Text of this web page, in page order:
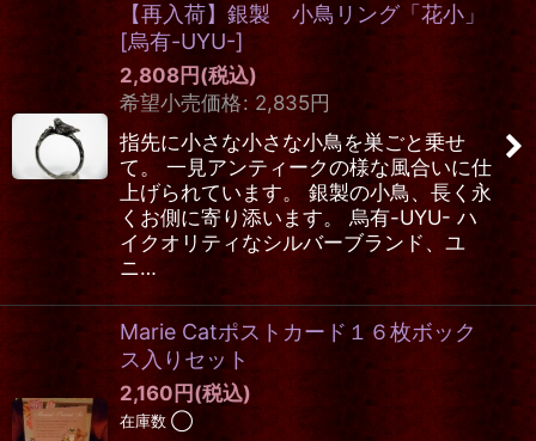
【再入荷】銀製 小鳥リング「花小」
[烏有-UYU-]
2,808円 (税込)
希望小売価格: 2,835 円
指先に小さな小さな小鳥を巣ごと乗せ
て。 一見アンティークの様な風合いに仕
上げられています。 銀製の小鳥、長く永
くお側に寄り添います。 烏有-UYU- ハ
イクオリティなシルバーブランド、ユ
ニ…
Marie Catポストカード１６枚ボック
ス入りセット
2,160 円 (税込)
在庫数 ◯